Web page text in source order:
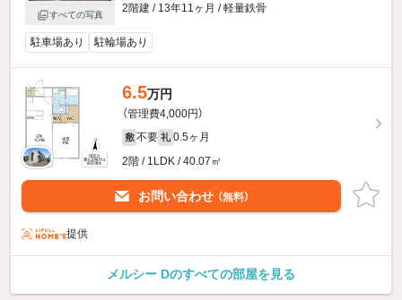
すべての写真
2階建 / 13年11ヶ月 / 軽量鉄骨
駐車場あり 駐輪場あり
6.5万円
（管理費4,000円）
敷 不要 礼 0.5ヶ月
2階 / 1LDK / 40.07㎡
お問い合わせ （無料）
提供
メルシー Dのすべての部屋を見る